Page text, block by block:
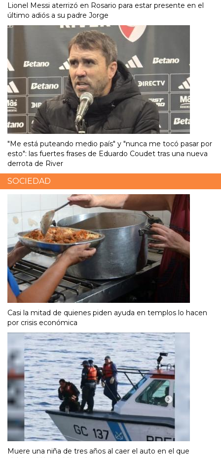
Lionel Messi aterrizó en Rosario para estar presente en el
último adiós a su padre Jorge
"Me está puteando medio país" y "nunca me tocó pasar por
esto": las fuertes frases de Eduardo Coudet tras una nueva
derrota de River
SOCIEDAD
Casi la mitad de quienes piden ayuda en templos lo hacen
por crisis económica
Muere una niña de tres años al caer el auto en el que